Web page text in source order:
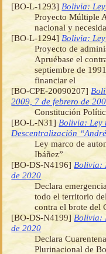
[BO-L-1293] Bolivia:
Proyecto Múltiple
nacional y
[BO-L-1294] Bolivia:
Proyecto de
Apruébase el
septiembre de
financiar el
[BO-CPE-20090207]
2009, 7 de febrero de
Constitución
[BO-L-N31] Bolivia: Ley
Descentralización
Ley marco de
Ibáñez”
[BO-DS-N4196] Bolivia:
de 2020
Declara
todo el territorio
contra el brote del
[BO-DS-N4199] Bolivia:
de 2020
Declara
Plurinacional de